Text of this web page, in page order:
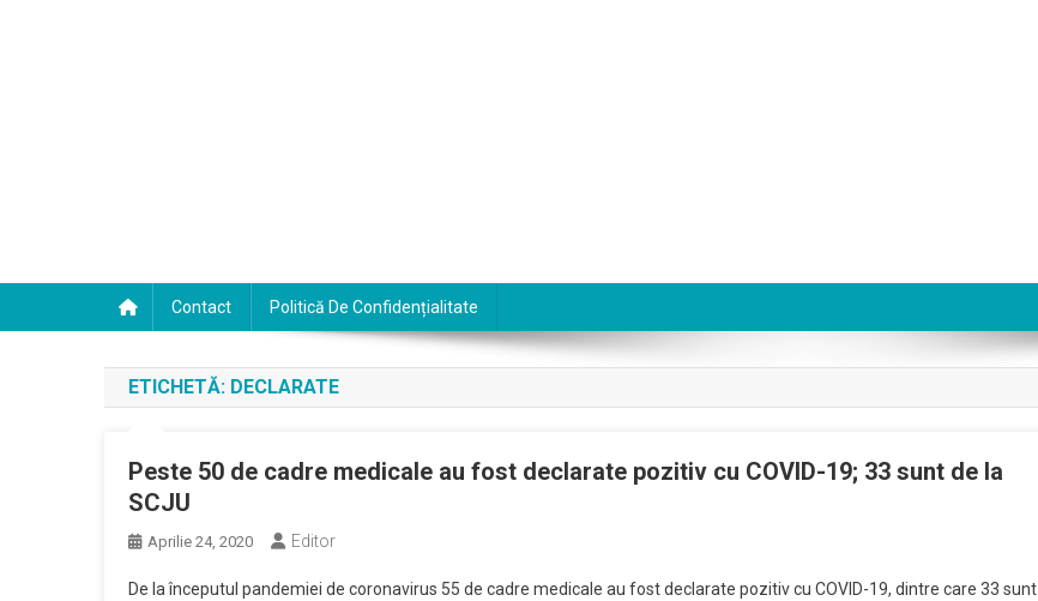
Contact Politică De Confidențialitate
ETICHETĂ: DECLARATE
Peste 50 de cadre medicale au fost declarate pozitiv cu COVID-19; 33 sunt de la
SCJU
Aprilie 24, 2020 Editor
De la începutul pandemiei de coronavirus 55 de cadre medicale au fost declarate pozitiv cu COVID-19, dintre care 33 sunt